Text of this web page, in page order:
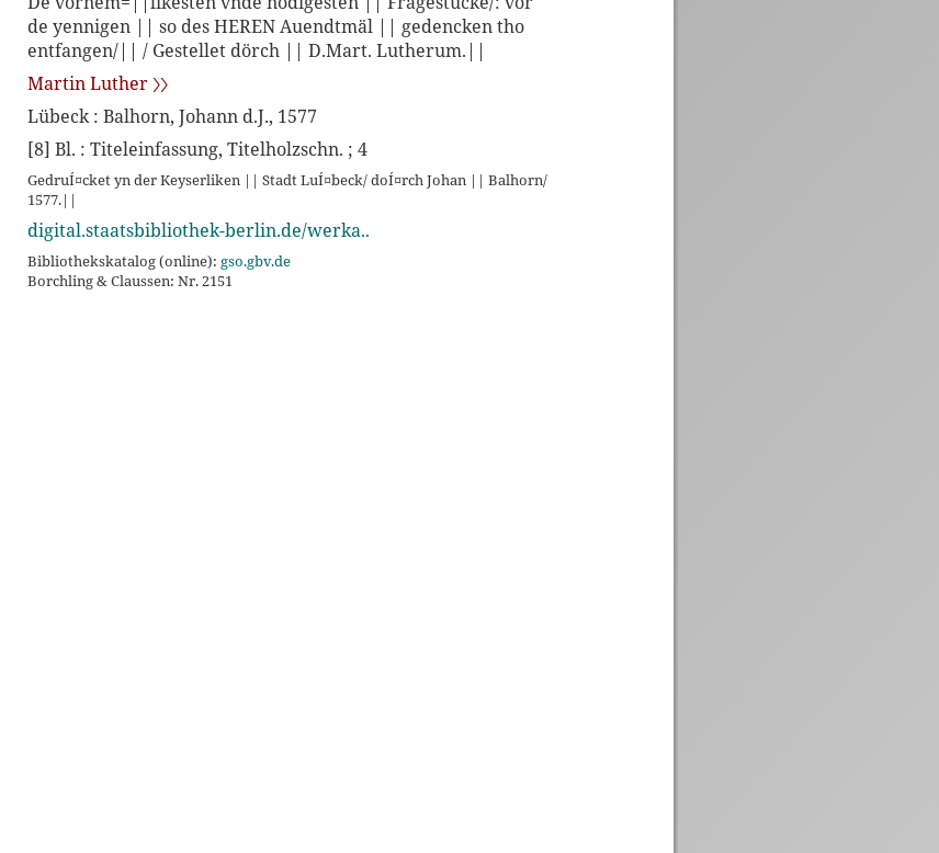
de yennigen || so des HEREN Auendtmäl || gedencken tho
entfangen/|| / Gestellet dörch || D.Mart. Lutherum.||
Martin Luther 〉〉
Lübeck : Balhorn, Johann d.J., 1577
[8] Bl. : Titeleinfassung, Titelholzschn. ; 4
GedruÍ¤cket yn der Keyserliken || Stadt LuÍ¤beck/ doÍ¤rch Johan || Balhorn/
1577.||
digital.staatsbibliothek-berlin.de/werka..
Bibliothekskatalog (online): gso.gbv.de
Borchling & Claussen: Nr. 2151